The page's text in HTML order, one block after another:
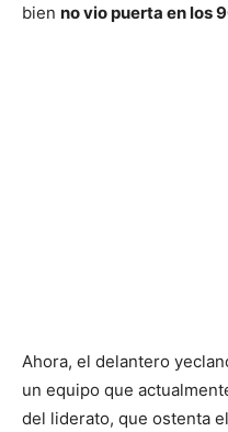
bien no vio puerta en los
Ahora, el delantero
un equipo que
del liderato, que ostenta